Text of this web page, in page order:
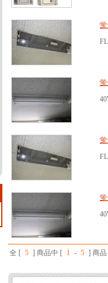
全 [ 5 ] 商品中 [ 1 - 5 ] 商